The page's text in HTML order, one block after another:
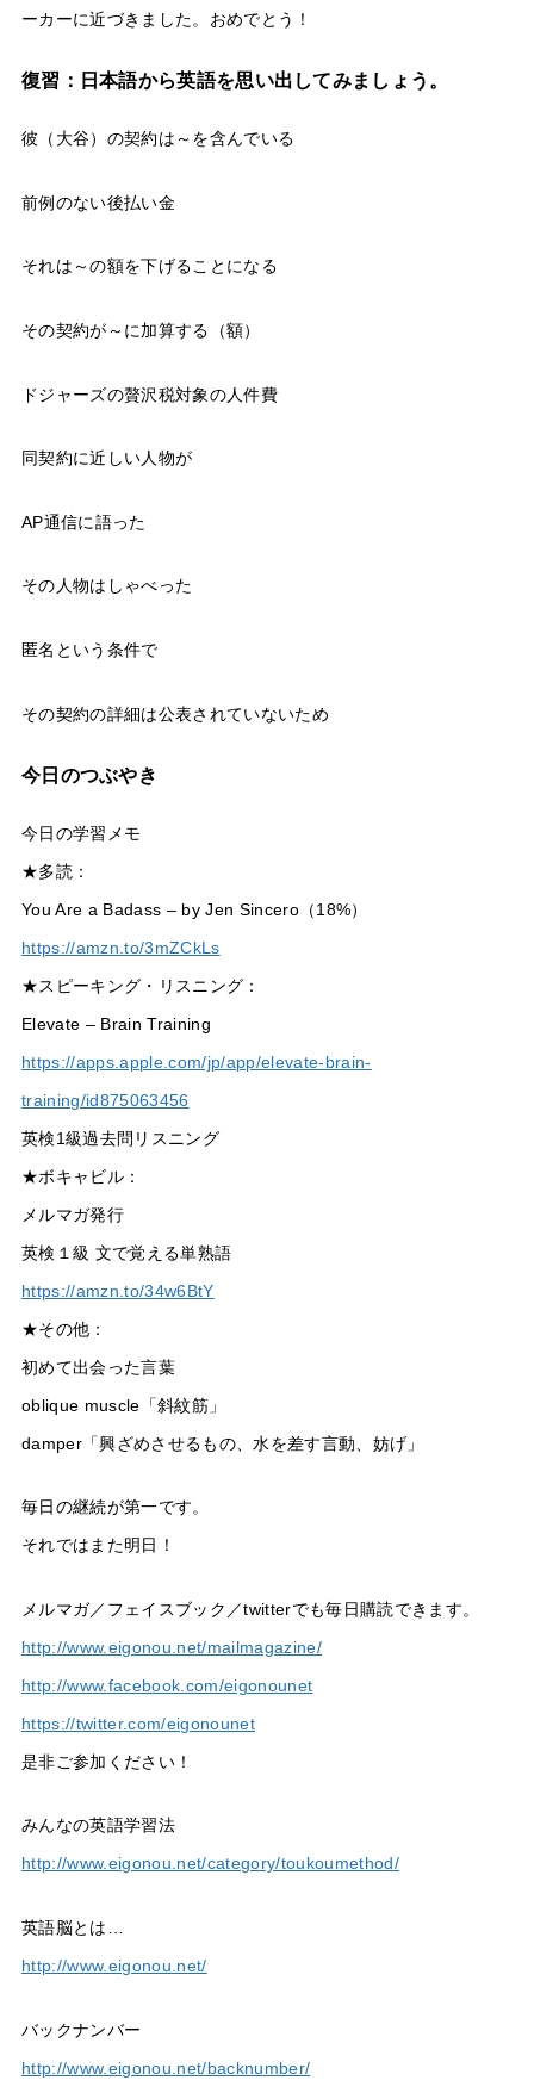
ーカーに近づきました。おめでとう！
復習：日本語から英語を思い出してみましょう。
彼（大谷）の契約は～を含んでいる
前例のない後払い金
それは～の額を下げることになる
その契約が～に加算する（額）
ドジャーズの贅沢税対象の人件費
同契約に近しい人物が
AP通信に語った
その人物はしゃべった
匿名という条件で
その契約の詳細は公表されていないため
今日のつぶやき
今日の学習メモ
★多読：
You Are a Badass – by Jen Sincero（18%）
https://amzn.to/3mZCkLs
★スピーキング・リスニング：
Elevate – Brain Training
https://apps.apple.com/jp/app/elevate-brain-
training/id875063456
英検1級過去問リスニング
★ボキャビル：
メルマガ発行
英検１級 文で覚える単熟語
https://amzn.to/34w6BtY
★その他：
初めて出会った言葉
oblique muscle「斜紋筋」
damper「興ざめさせるもの、水を差す言動、妨げ」
毎日の継続が第一です。
それではまた明日！
メルマガ／フェイスブック／twitterでも毎日購読できます。
http://www.eigonou.net/mailmagazine/
http://www.facebook.com/eigonounet
https://twitter.com/eigonounet
是非ご参加ください！
みんなの英語学習法
http://www.eigonou.net/category/toukoumethod/
英語脳とは…
http://www.eigonou.net/
バックナンバー
http://www.eigonou.net/backnumber/